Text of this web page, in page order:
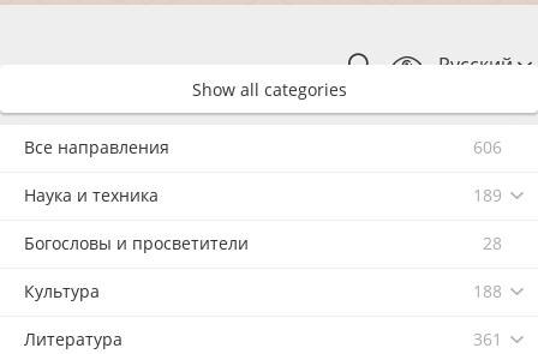
Русский
Show all categories
Все направления 606
Наука и техника 189
Богословы и просветители 28
Культура 188
Литература 361